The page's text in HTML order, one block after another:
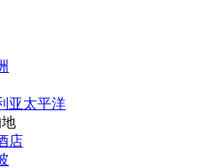
亚太平洋
店